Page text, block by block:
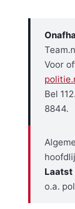
Voor
Bel
8844.
o.a.